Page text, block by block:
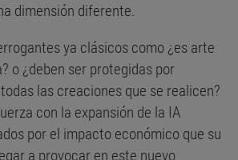
dimensión diferente.
ya clásicos como ¿es arte
o ¿deben ser protegidas por
las creaciones que se realicen?
con la expansión de la IA
por el impacto económico que su
a provocar en este nuevo